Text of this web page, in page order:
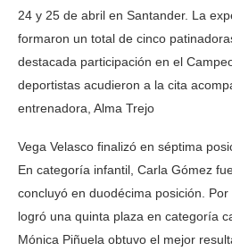
24 y 25 de abril en Santander. La
formaron un total de cinco
destacada participación en el
deportistas acudieron a la cita
entrenadora, Alma Trejo
Vega Velasco finalizó en séptima
En categoría infantil, Carla Gómez
concluyó en duodécima posición.
logró una quinta plaza en categoría
Mónica Piñuela obtuvo el mejor